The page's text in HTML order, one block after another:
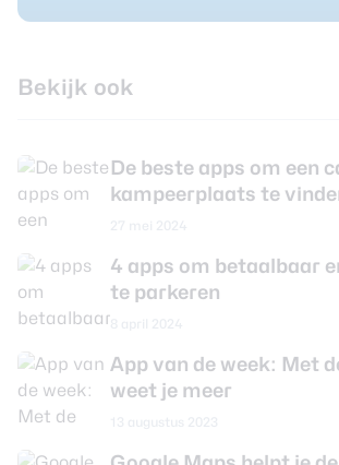
Bekijk ook
De beste apps om een
kampeerplaats te
4 apps om betaalbaar
te parkeren
App van de week: Met
weet je meer